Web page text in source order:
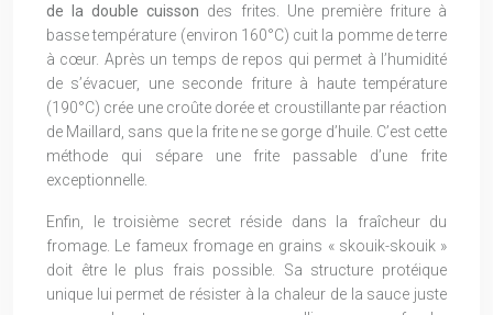
de la double cuisson des frites. Une première friture à
basse température (environ 160°C) cuit la pomme de terre
à cœur. Après un temps de repos qui permet à l’humidité
de s’évacuer, une seconde friture à haute température
(190°C) crée une croûte dorée et croustillante par réaction
de Maillard, sans que la frite ne se gorge d’huile. C’est cette
méthode qui sépare une frite passable d’une frite
exceptionnelle.
Enfin, le troisième secret réside dans la fraîcheur du
fromage. Le fameux fromage en grains « skouik-skouik »
doit être le plus frais possible. Sa structure protéique
unique lui permet de résister à la chaleur de la sauce juste